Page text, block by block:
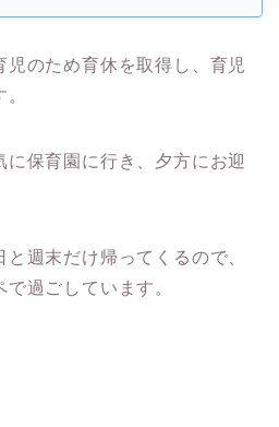
のため育休を取得し、育児
保育園に行き、夕方にお迎
週末だけ帰ってくるので、
過ごしています。